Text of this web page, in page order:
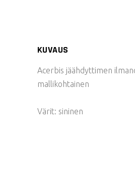
KUVAUS
Acerbis jäähdyttimen
mallikohtainen
Värit: sininen